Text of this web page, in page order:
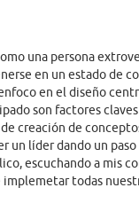
una persona
en un estado de
en el diseño
son factores
creación de
un líder dando un
escuchando a mis
implemetar todas
mismo y busco